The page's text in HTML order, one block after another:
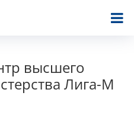
высшего
Лига-М